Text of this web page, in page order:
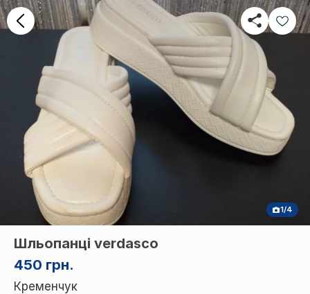
1/4
450 грн.
Шльопанці verdasco
Кременчук